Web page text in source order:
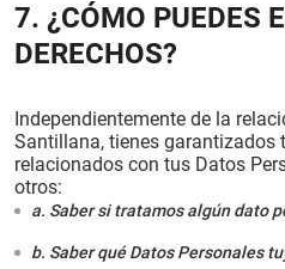
7. ¿CÓMO PUEDES
DERECHOS?
Independientemente de la
Santillana, tienes garantizados
relacionados con tus Datos
otros:
a. Saber si tratamos algún dato
b. Saber qué Datos Personales